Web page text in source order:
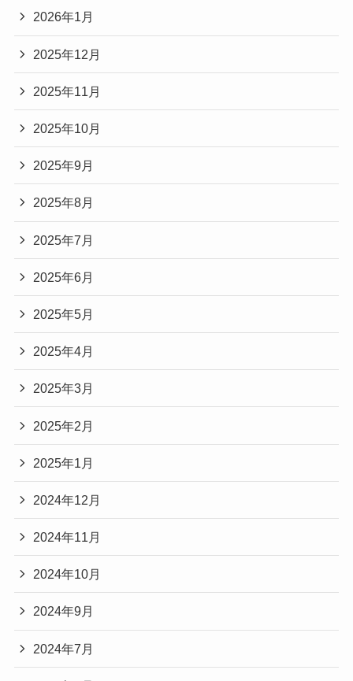
2026年1月
2025年12月
2025年11月
2025年10月
2025年9月
2025年8月
2025年7月
2025年6月
2025年5月
2025年4月
2025年3月
2025年2月
2025年1月
2024年12月
2024年11月
2024年10月
2024年9月
2024年7月